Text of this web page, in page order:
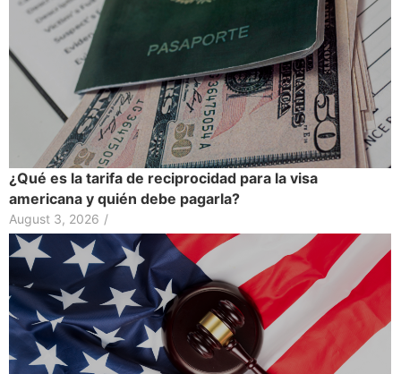
¿Qué es la tarifa de reciprocidad para la visa
americana y quién debe pagarla?
August 3, 2026 /